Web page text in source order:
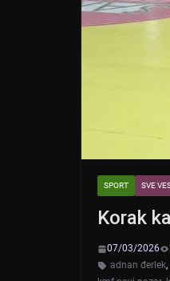
SPORT SVE
Korak
07/03/2026
adnan đerlek,